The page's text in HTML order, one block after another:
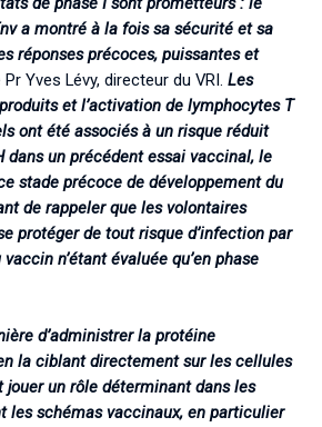
a montré à la fois sa sécurité et sa
réponses précoces, puissantes et
Yves Lévy, directeur du VRI. Les
et l’activation de lymphocytes T
ont été associés à un risque réduit
dans un précédent essai vaccinal, le
stade précoce de développement du
de rappeler que les volontaires
protéger de tout risque d’infection par
n’étant évaluée qu’en phase
d’administrer la protéine
la ciblant directement sur les cellules
jouer un rôle déterminant dans les
les schémas vaccinaux, en particulier